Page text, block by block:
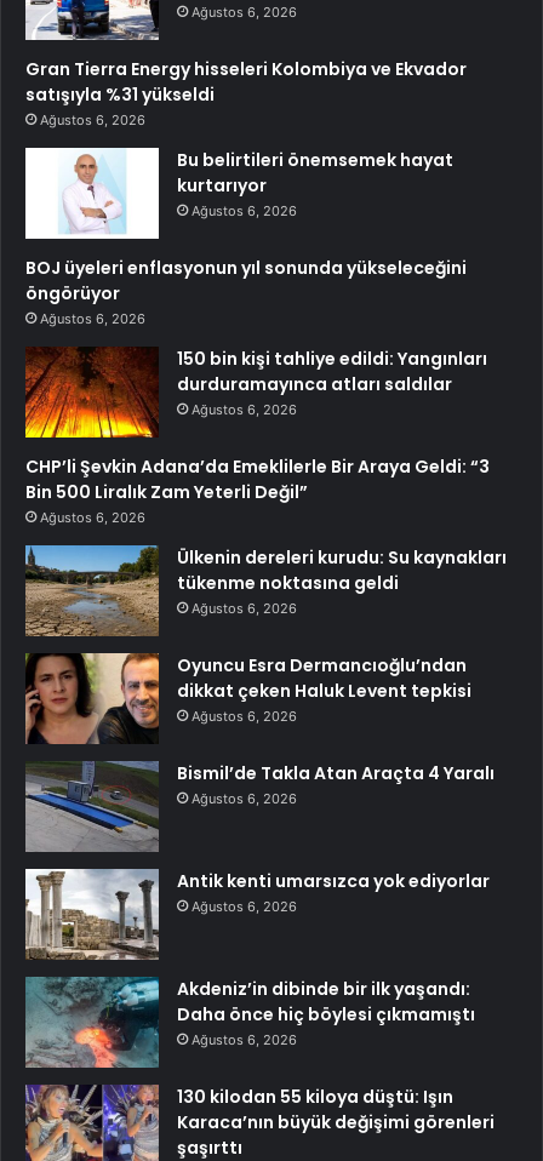
Ağustos 6, 2026
Gran Tierra Energy hisseleri Kolombiya ve Ekvador
satışıyla %31 yükseldi
Ağustos 6, 2026
Bu belirtileri önemsemek hayat
kurtarıyor
Ağustos 6, 2026
BOJ üyeleri enflasyonun yıl sonunda yükseleceğini
öngörüyor
Ağustos 6, 2026
150 bin kişi tahliye edildi: Yangınları
durduramayınca atları saldılar
Ağustos 6, 2026
CHP’li Şevkin Adana’da Emeklilerle Bir Araya Geldi: “3
Bin 500 Liralık Zam Yeterli Değil”
Ağustos 6, 2026
Ülkenin dereleri kurudu: Su kaynakları
tükenme noktasına geldi
Ağustos 6, 2026
Oyuncu Esra Dermancıoğlu’ndan
dikkat çeken Haluk Levent tepkisi
Ağustos 6, 2026
Bismil’de Takla Atan Araçta 4 Yaralı
Ağustos 6, 2026
Antik kenti umarsızca yok ediyorlar
Ağustos 6, 2026
Akdeniz’in dibinde bir ilk yaşandı:
Daha önce hiç böylesi çıkmamıştı
Ağustos 6, 2026
130 kilodan 55 kiloya düştü: Işın
Karaca’nın büyük değişimi görenleri
şaşırttı